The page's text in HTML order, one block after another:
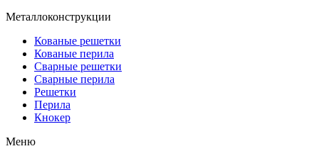
Металлоконструкции
Кованые решетки
Кованые перила
Сварные решетки
Сварные перила
Решетки
Перила
Кнокер
Меню